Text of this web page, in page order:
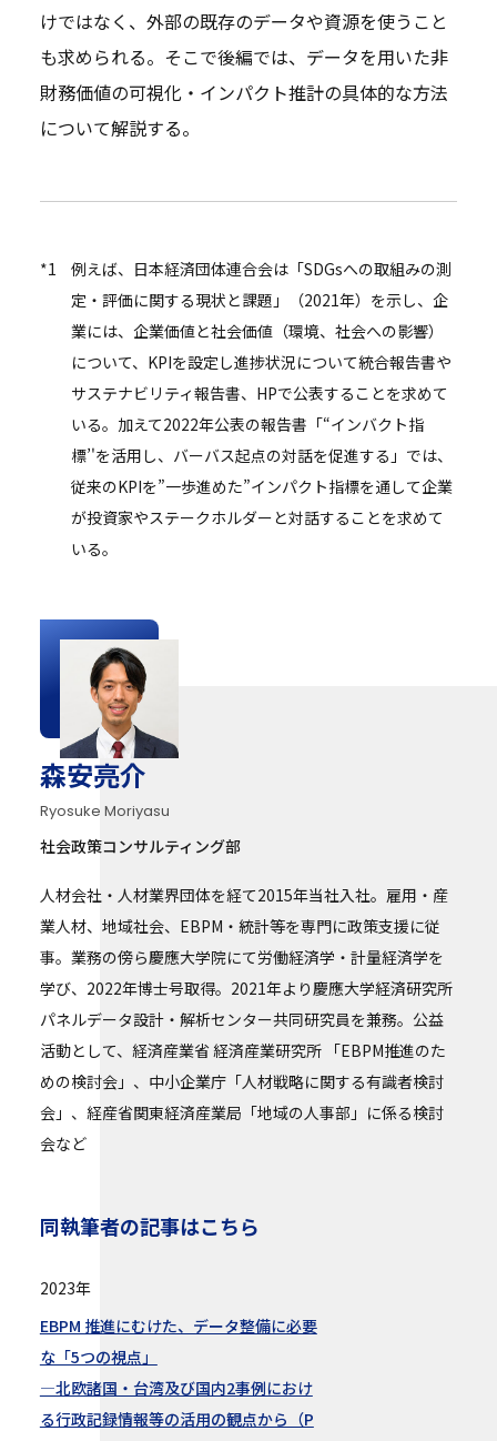
けではなく、外部の既存のデータや資源を使うこと
も求められる。そこで後編では、データを用いた非
財務価値の可視化・インパクト推計の具体的な方法
について解説する。
*1
例えば、日本経済団体連合会は「SDGsへの取組みの測
定・評価に関する現状と課題」（2021年）を示し、企
業には、企業価値と社会価値（環境、社会への影響）
について、KPIを設定し進捗状況について統合報告書や
サステナビリティ報告書、HPで公表することを求めて
いる。加えて2022年公表の報告書「“インバクト指
標’'を活用し、バーバス起点の対話を促進する」では、
従来のKPIを”一歩進めた”インパクト指標を通して企業
が投資家やステークホルダーと対話することを求めて
いる。
森安亮介
Ryosuke Moriyasu
社会政策コンサルティング部
人材会社・人材業界団体を経て2015年当社入社。雇用・産
業人材、地域社会、EBPM・統計等を専門に政策支援に従
事。業務の傍ら慶應大学院にて労働経済学・計量経済学を
学び、2022年博士号取得。2021年より慶應大学経済研究所
パネルデータ設計・解析センター共同研究員を兼務。公益
活動として、経済産業省 経済産業研究所 「EBPM推進のた
めの検討会」、中小企業庁「人材戦略に関する有識者検討
会」、経産省関東経済産業局「地域の人事部」に係る検討
会など
同執筆者の記事はこちら
2023年
EBPM 推進にむけた、データ整備に必要
な「5つの視点」
―北欧諸国・台湾及び国内2事例におけ
る行政記録情報等の活用の観点から（P